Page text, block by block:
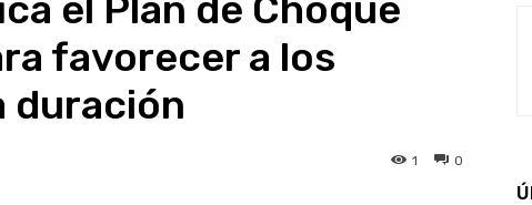
favorecer a los
duración
0
1